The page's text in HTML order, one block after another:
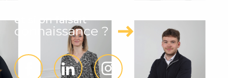
et si on faisait
connaissance ?